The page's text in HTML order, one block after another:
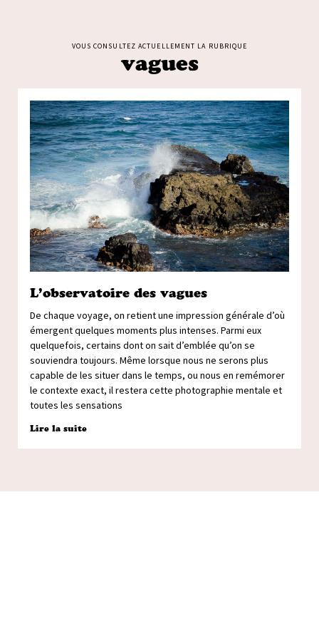
VOUS CONSULTEZ ACTUELLEMENT LA RUBRIQUE
vagues
L’observatoire des vagues
De chaque voyage, on retient une impression générale d’où
émergent quelques moments plus intenses. Parmi eux
quelquefois, certains dont on sait d’emblée qu’on se
souviendra toujours. Même lorsque nous ne serons plus
capable de les situer dans le temps, ou nous en remémorer
le contexte exact, il restera cette photographie mentale et
toutes les sensations
Lire la suite